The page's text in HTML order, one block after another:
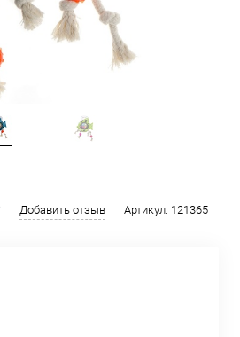
Добавить отзыв Артикул: 121365